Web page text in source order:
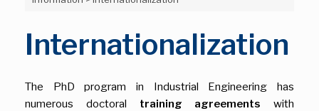
Internationalization
The PhD program in Industrial Engineering has
numerous doctoral training agreements with